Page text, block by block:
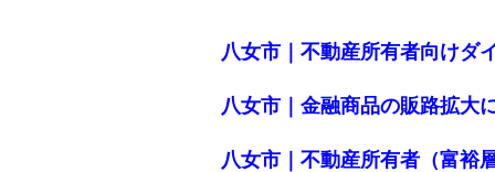
八女市｜不動産所有者向けダ
八女市｜金融商品の販路拡大
八女市｜不動産所有者（富裕